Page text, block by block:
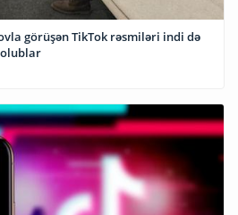
görüşən TikTok rəsmiləri indi də